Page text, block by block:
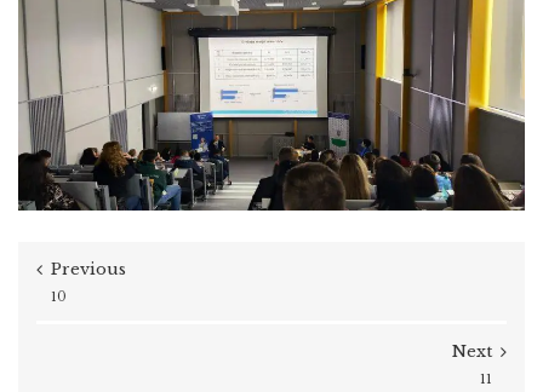
Previous
10
Next
11